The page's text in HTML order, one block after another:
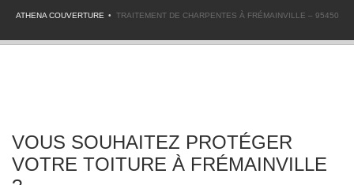
ATHENA COUVERTURE TRAITEMENT DE CHARPENTES À FRÉMAINVILLE – 95450
VOUS SOUHAITEZ PROTÉGER
VOTRE TOITURE À FRÉMAINVILLE